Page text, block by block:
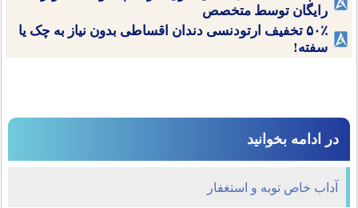
رایگان توسط متخصص
۵۰٪ تخفیف ارتودنسی دندان اقساطی بدون نیاز به چک یا
سفته!
در ادامه بخوانید
آداب خاص توبه و استغفار